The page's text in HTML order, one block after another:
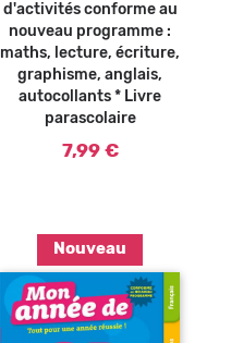
d'activités conforme au
nouveau programme :
maths, lecture, écriture,
graphisme, anglais,
autocollants * Livre
parascolaire
7,99 €
Nouveau